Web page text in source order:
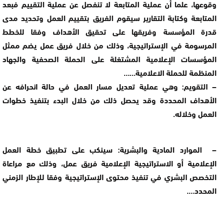
وقوعها، علما أن عملية المتابعة لا تنفصل عن عملية التقييم فبعد
المتابعة وكتابة التقارير سيقوم الفريق بتقييم العمل وتحديد مدى
قدرة المؤسسة وفريقها على تحقيق الأهداف وفقا للخطط
المرسومة في الإستراتيجية، وذلك من خلال فريق عمل يضم ممثل
المؤسسات الإعلامية المشتغلة على الحملة الصحفية والجهاد
المنظمة للحملة الاعلامية……
– التقويم: وهي عملية تعديل مسار العمل في حالة انحرافه عن
الأهداف المحددة وقد يحصل ذلك من خلال البدء بتنفيذ خطوات
العمل وخلاله.
– الموارد المادية والبشرية: سينكب على تطبيق خطة العمل
الإعلامية أو الاستراتيجية الإعلامية فريق عمل، وذلك مع مراعاة
التخصص البشري في تنفيذ محتوى الإستراتيجية وفقا للإطار الزمني
المحدد….